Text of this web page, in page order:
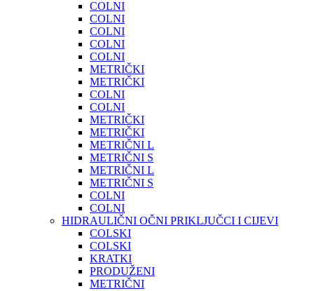
COLNI
COLNI
COLNI
COLNI
COLNI
METRIČKI
METRIČKI
COLNI
COLNI
METRIČKI
METRIČKI
METRIČNI L
METRIČNI S
METRIČNI L
METRIČNI S
COLNI
COLNI
HIDRAULIČNI OČNI PRIKLJUČCI I CIJEVI
COLSKI
COLSKI
KRATKI
PRODUŽENI
METRIČNI